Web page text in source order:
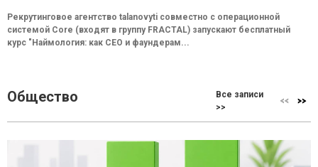
Рекрутинговое агентство talanovyti совместно с операционной
системой Core (входят в группу FRACTAL) запускают бесплатный
курс "Наймология: как СEO и фаундерам...
Общество
Все записи
>>